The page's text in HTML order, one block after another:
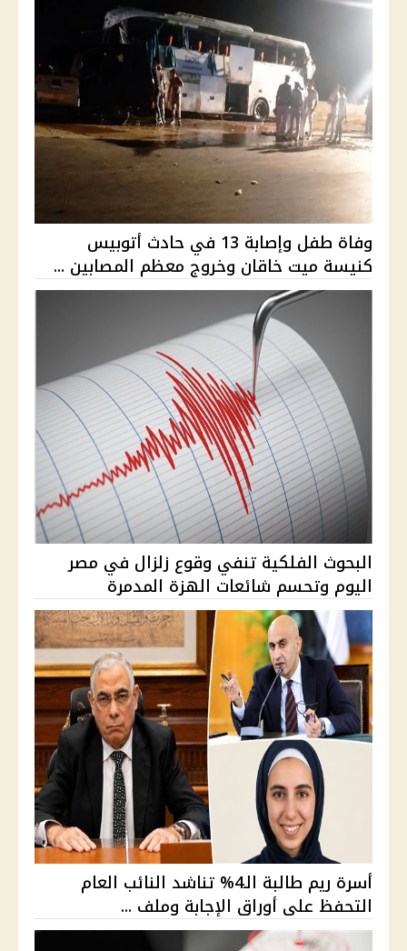
وفاة طفل وإصابة 13 في حادث أتوبيس
كنيسة ميت خاقان وخروج معظم المصابين ...
البحوث الفلكية تنفي وقوع زلزال في مصر
اليوم وتحسم شائعات الهزة المدمرة
أسرة ريم طالبة الـ4% تناشد النائب العام
التحفظ على أوراق الإجابة وملف ...